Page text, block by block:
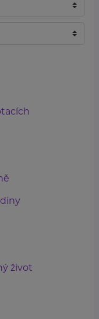
život